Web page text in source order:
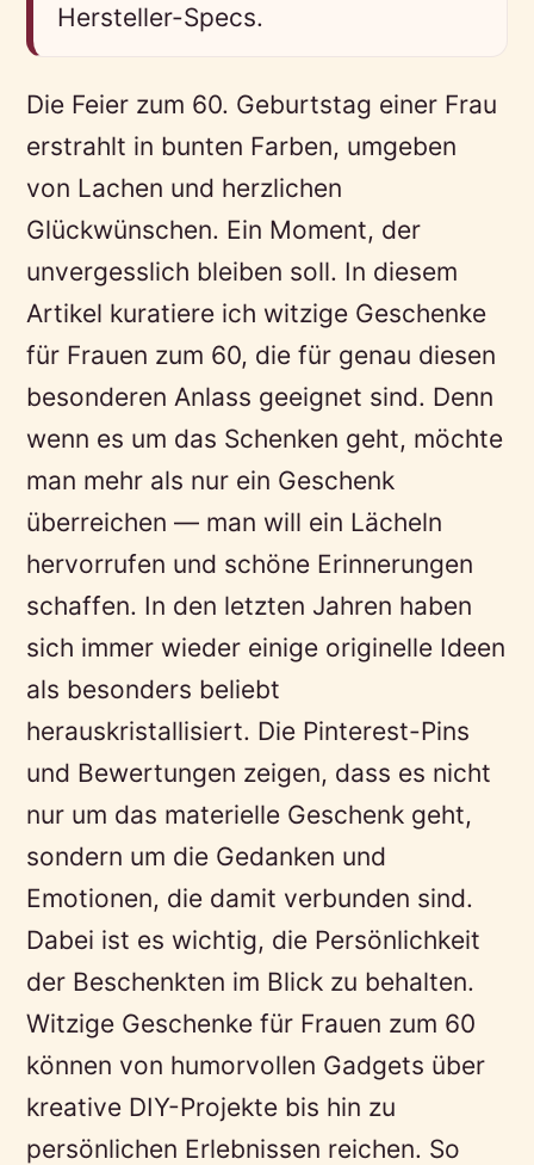
Hersteller-Specs.
Die Feier zum 60. Geburtstag einer Frau
erstrahlt in bunten Farben, umgeben
von Lachen und herzlichen
Glückwünschen. Ein Moment, der
unvergesslich bleiben soll. In diesem
Artikel kuratiere ich witzige Geschenke
für Frauen zum 60, die für genau diesen
besonderen Anlass geeignet sind. Denn
wenn es um das Schenken geht, möchte
man mehr als nur ein Geschenk
überreichen — man will ein Lächeln
hervorrufen und schöne Erinnerungen
schaffen. In den letzten Jahren haben
sich immer wieder einige originelle Ideen
als besonders beliebt
herauskristallisiert. Die Pinterest-Pins
und Bewertungen zeigen, dass es nicht
nur um das materielle Geschenk geht,
sondern um die Gedanken und
Emotionen, die damit verbunden sind.
Dabei ist es wichtig, die Persönlichkeit
der Beschenkten im Blick zu behalten.
Witzige Geschenke für Frauen zum 60
können von humorvollen Gadgets über
kreative DIY-Projekte bis hin zu
persönlichen Erlebnissen reichen. So